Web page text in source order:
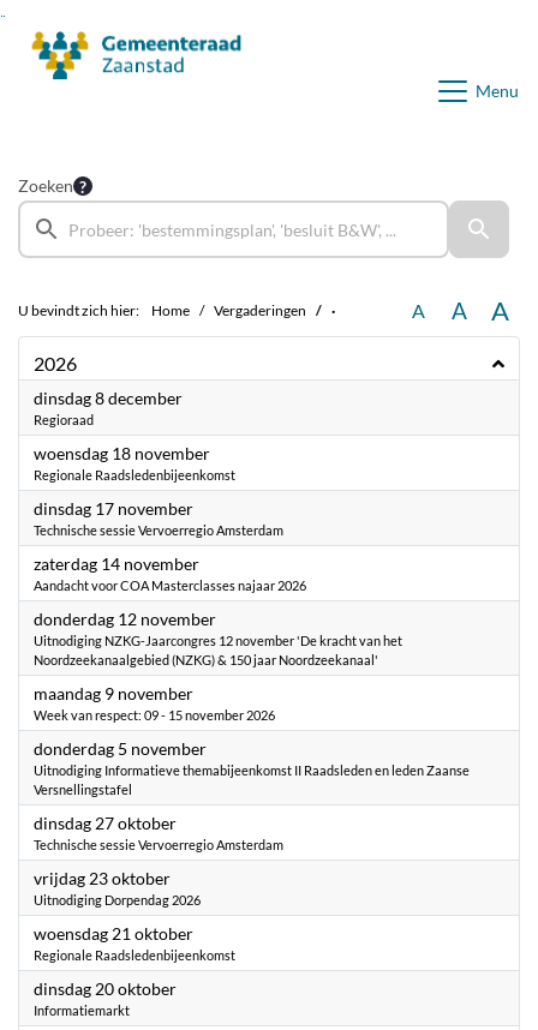
Menu
Zoeken
U bevindt zich hier: Home Vergaderingen · A A A
2026
dinsdag 8 december2026
Regioraad
woensdag 18 november2026
Regionale Raadsledenbijeenkomst
dinsdag 17 november2026
Technische sessie Vervoerregio Amsterdam
zaterdag 14 november2026
Aandacht voor COA Masterclasses najaar 2026
donderdag 12 november2026
Uitnodiging NZKG-Jaarcongres 12 november 'De kracht van het
Noordzeekanaalgebied (NZKG) & 150 jaar Noordzeekanaal'
maandag 9 november2026
Week van respect: 09 - 15 november 2026
donderdag 5 november2026
Uitnodiging Informatieve themabijeenkomst II Raadsleden en leden Zaanse
Versnellingstafel
dinsdag 27 oktober2026
Technische sessie Vervoerregio Amsterdam
vrijdag 23 oktober2026
Uitnodiging Dorpendag 2026
woensdag 21 oktober2026
Regionale Raadsledenbijeenkomst
dinsdag 20 oktober2026
Informatiemarkt